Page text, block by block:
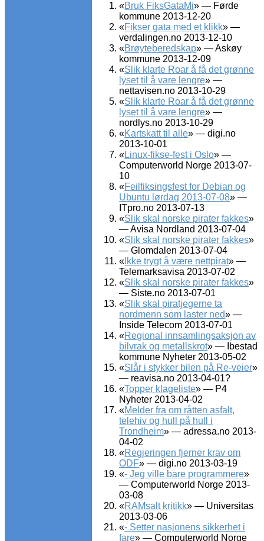
«Bruk FiksGataMi» — Førde
kommune 2013-12-20
«Fikser gata med et klikk» —
verdalingen.no 2013-12-10
«Brøyteberedskap» — Askøy
kommune 2013-12-09
«Slik klarte Roar å få det grønne
lyset til å vare lengre» —
nettavisen.no 2013-10-29
«Slik klarte Roar å få det grønne
lyset til å vare lengre» —
nordlys.no 2013-10-29
«Kartskatt til alle» — digi.no
2013-10-01
«Linux-fikse-fest i Oslo» —
Computerworld Norge 2013-07-
10
«Feilfiksingsfest for Debian og
Ubuntu lørdag 2013-07-08» —
ITpro.no 2013-07-13
«Slik skal norske pirater fakkes»
— Avisa Nordland 2013-07-04
«Slik skal norske pirater fakkes»
— Glomdalen 2013-07-04
« Ikke trygt å være nettpirat» —
Telemarksavisa 2013-07-02
«Slik skal norske pirater fakkes»
— Siste.no 2013-07-01
«Slik skal piratjegerne ta
nordmenn som laster ned» —
Inside Telecom 2013-07-01
«Regional innsamlingsaksjon av
bilvrak og metallskrot» — Ibestad
kommune Nyheter 2013-05-02
«Slår i stykker bilen på Re-veier»
— reavisa.no 2013-04-01?
«Topper klageliste» — P4
Nyheter 2013-04-02
«Melder fra om råtten asfalt,
telehiv og hull på hull i
Trondheim» — adressa.no 2013-
04-02
«Regjeringen fjerner krav om
ODF» — digi.no 2013-03-19
«- Jeg ville bare programmere»
— Computerworld Norge 2013-
03-08
«RAMsalt kritikk» — Universitas
2013-03-06
«- Setter nasjonens sikkerhet i
fare» — Computerworld Norge